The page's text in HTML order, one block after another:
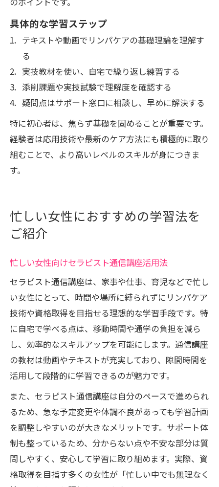
具体的な学習ステップ
テキストや動画でリンパケアの基礎理論を理解す
る
実技教材を使い、自宅で繰り返し練習する
添削課題や実技試験で理解度を確認する
疑問点はサポート窓口に相談し、早めに解決する
特に初心者は、焦らず基礎を固めることが重要です。
経験者は応用技術や最新のケア方法にも積極的に取り
組むことで、より高いレベルのスキルが身につきま
す。
忙しい女性におすすめの学習法を
ご紹介
忙しい女性向けセラピスト通信講座活用法
セラピスト通信講座は、家事や仕事、育児などで忙し
い女性にとって、時間や場所に縛られずにリンパケア
技術や資格取得を目指せる理想的な学習手段です。特
に自宅で学べる点は、移動時間や通学の負担を減ら
し、効率的なスキルアップを可能にします。通信講座
の教材は動画やテキストが充実しており、隙間時間を
活用して段階的に学習できるのが魅力です。
また、セラピスト通信講座は自分のペースで進められ
るため、急な予定変更や体調不良があっても学習計画
を調整しやすいのが大きなメリットです。サポート体
制も整っているため、分からない点や不安な部分は質
問しやすく、安心して学習に取り組めます。実際、資
格取得を目指す多くの女性が「忙しい中でも無理なく